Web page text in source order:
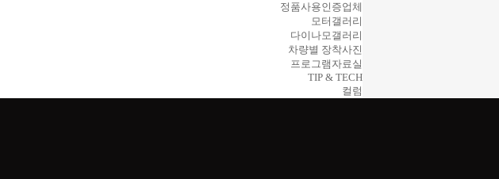
정품사용인증업체
모터갤러리
다이나모갤러리
차량별 장착사진
프로그램자료실
TIP & TECH
컬럼